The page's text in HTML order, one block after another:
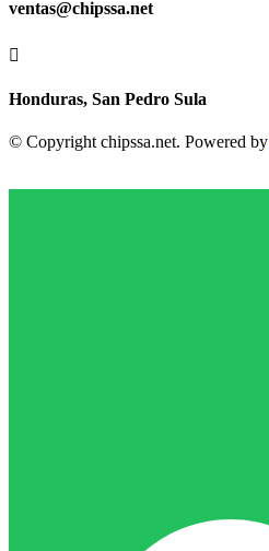
ventas@chipssa.net

Honduras, San Pedro Sula
© Copyright chipssa.net. Powered by